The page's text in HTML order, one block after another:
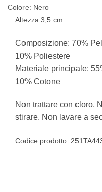
Colore: Nero
Altezza 3,5 cm
Composizione: 70%
10% Poliestere
Materiale principale:
10% Cotone
Non trattare con cloro,
stirare, Non lavare a
Codice prodotto: